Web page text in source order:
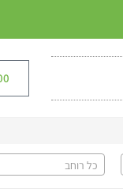
כל רוחב